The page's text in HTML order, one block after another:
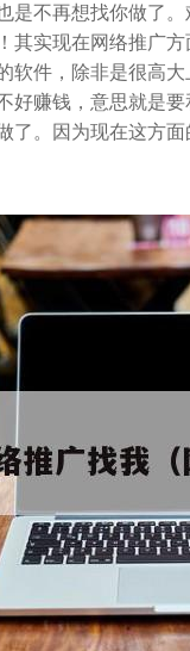
是不再想找你做了
其实现在网络推广
软件，除非是很高
好赚钱，意思就是
了。因为现在这方